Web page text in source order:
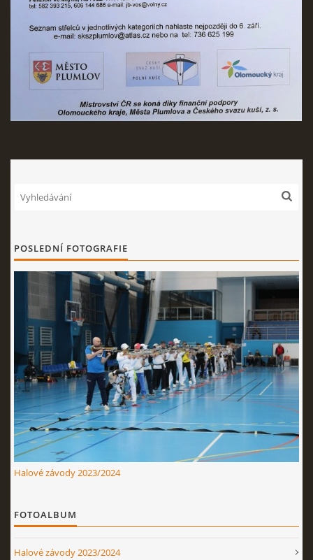
© 2026 eStránky.cz WebSlice |Tisk|Aktualizováno: 22. 7. 2026
Nahoru ↑
POSLEDNÍ FOTOGRAFIE
Halové závody 2023/2024
FOTOALBUM
Halové závody 2023/2024